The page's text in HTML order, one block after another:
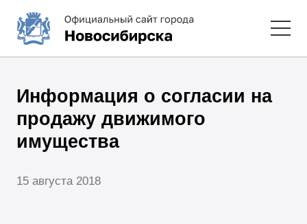
Информация о согласии на
продажу движимого
имущества
15 августа 2018